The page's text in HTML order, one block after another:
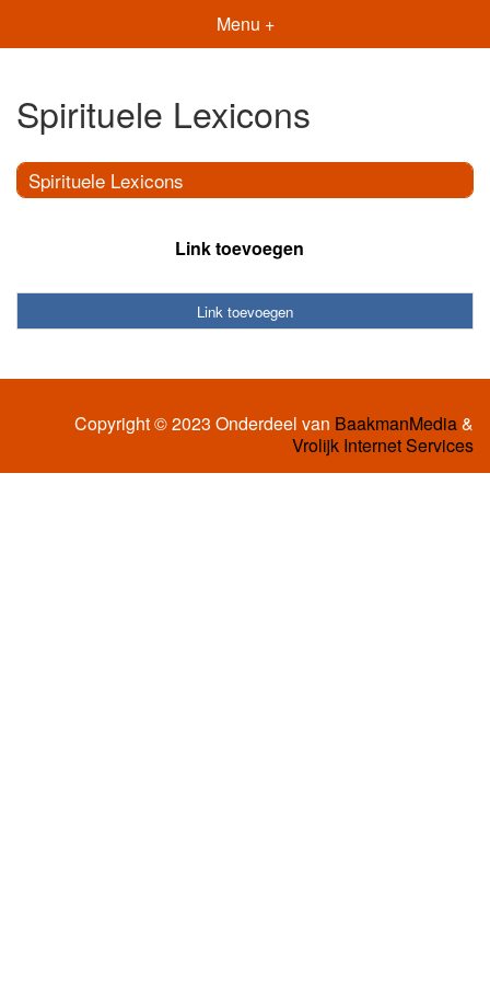
Menu +
Spirituele Lexicons
Spirituele Lexicons
Link toevoegen
Link toevoegen
Copyright © 2023 Onderdeel van BaakmanMedia&
Vrolijk Internet Services